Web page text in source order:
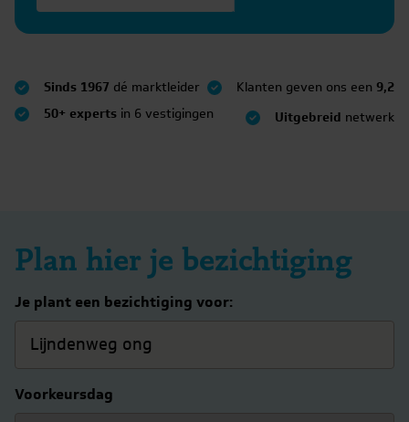
Sinds 1967 dé marktleider Klanten geven ons een 9,2
50+ experts in 6 vestigingen Uitgebreid netwerk
Plan hier je bezichtiging
Je plant een bezichtiging voor:
Voorkeursdag